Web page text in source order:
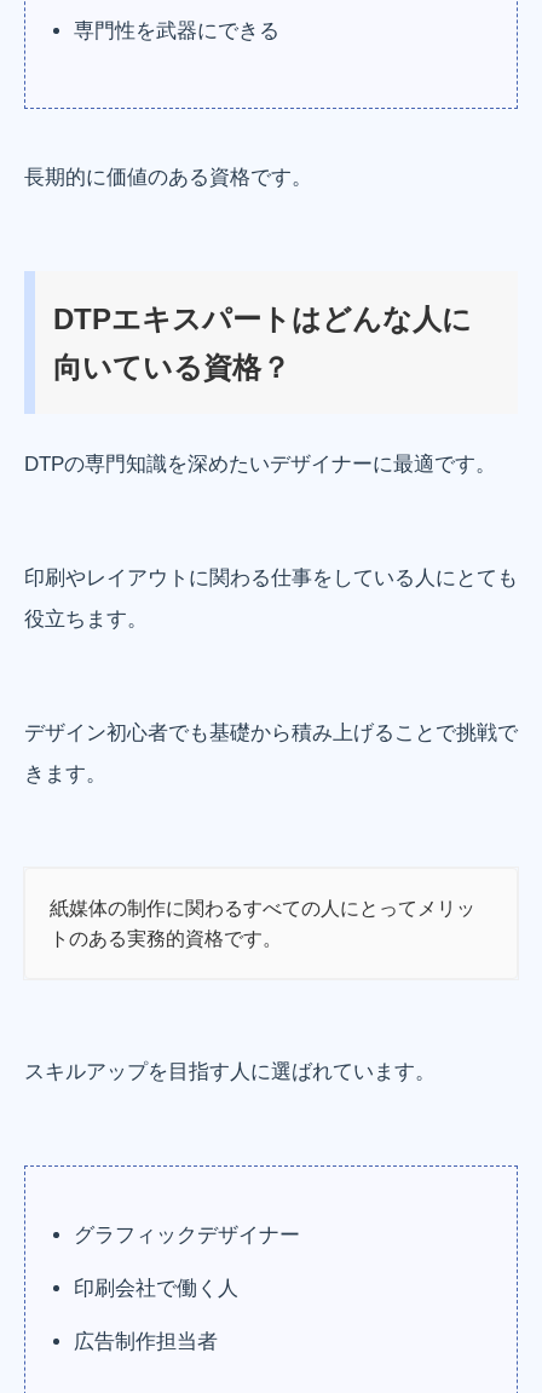
専門性を武器にできる
長期的に価値のある資格です。
DTPエキスパートはどんな人に
向いている資格？
DTPの専門知識を深めたいデザイナーに最適です。
印刷やレイアウトに関わる仕事をしている人にとても
役立ちます。
デザイン初心者でも基礎から積み上げることで挑戦で
きます。
紙媒体の制作に関わるすべての人にとってメリッ
トのある実務的資格です。
スキルアップを目指す人に選ばれています。
グラフィックデザイナー
印刷会社で働く人
広告制作担当者